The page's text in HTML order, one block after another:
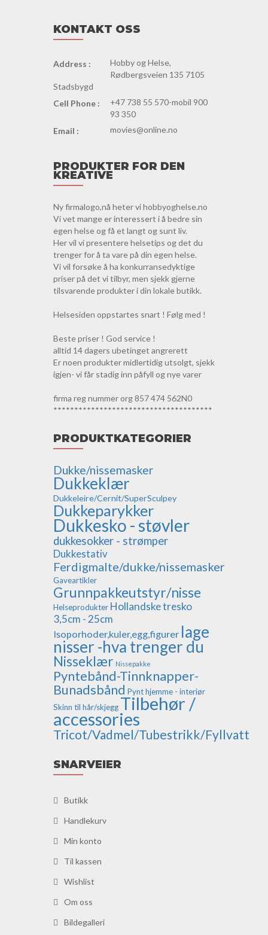
KONTAKT OSS
Address :
Hobby og Helse,
Rødbergsveien 135 7105
Stadsbygd
Cell Phone :
+47 738 55 570-mobil 900
93 350
Email :
movies@online.no
PRODUKTER FOR DEN
KREATIVE
Ny firmalogo,nå heter vi hobbyoghelse.no
Vi vet mange er interessert i å bedre sin
egen helse og få et langt og sunt liv.
Her vil vi presentere helsetips og det du
trenger for å ta vare på din egen helse.
Vi vil forsøke å ha konkurransedyktige
priser på det vi tilbyr, men sjekk gjerne
tilsvarende produkter i din lokale butikk.
Helsesiden oppstartes snart ! Følg med !
Beste priser ! God service !
alltid 14 dagers ubetinget angrerett
Er noen produkter midlertidig utsolgt, sjekk
igjen- vi får stadig inn påfyll og nye varer
firma reg nummer org 857 474 562N0
**************************************
PRODUKTKATEGORIER
Dukke/nissemasker
Dukkeklær
Dukkeleire/Cernit/SuperSculpey
Dukkeparykker
Dukkesko - støvler
dukkesokker - strømper
Dukkestativ
Ferdigmalte/dukke/nissemasker
Gaveartikler
Grunnpakkeutstyr/nisse
Helseprodukter Hollandske tresko
3,5cm - 25cm
Isoporhoder,kuler,egg,figurer lage
nisser -hva trenger du
Nisseklær Nissepakke
Pyntebånd-Tinnknapper-
Bunadsbånd Pynt hjemme - interiør
Skinn til hår/skjegg Tilbehør /
accessories
Tricot/Vadmel/Tubestrikk/Fyllvatt
SNARVEIER
Butikk
Handlekurv
Min konto
Til kassen
Wishlist
Om oss
Bildegalleri